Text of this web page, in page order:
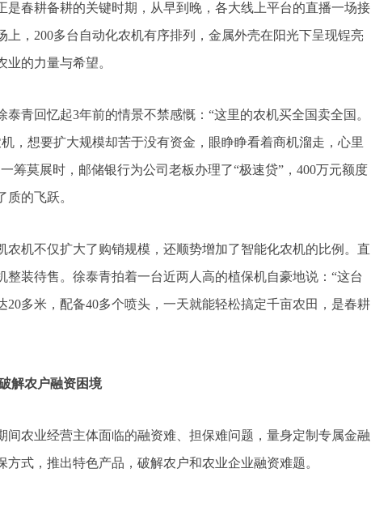
是春耕备耕的关键时期，从早到晚，各大线上平台的直播一场接
上，200多台自动化农机有序排列，金属外壳在阳光下呈现锃亮
业的力量与希望。
回忆起3年前的情景不禁感慨：“这里的农机买全国卖全国。
，想要扩大规模却苦于没有资金，眼睁睁看着商机溜走，心里
筹莫展时，邮储银行为公司老板办理了“极速贷”，400万元额度
质的飞跃。
机不仅扩大了购销规模，还顺势增加了智能化农机的比例。直
整装待售。徐泰青拍着一台近两人高的植保机自豪地说：“这台
20多米，配备40多个喷头，一天就能轻松搞定千亩农田，是春耕
农户融资困境
农业经营主体面临的融资难、担保难问题，量身定制专属金融
方式，推出特色产品，破解农户和农业企业融资难题。